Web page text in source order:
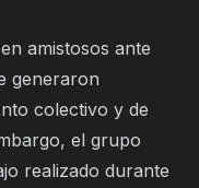
amistosos ante
generaron
colectivo y de
el grupo
realizado durante